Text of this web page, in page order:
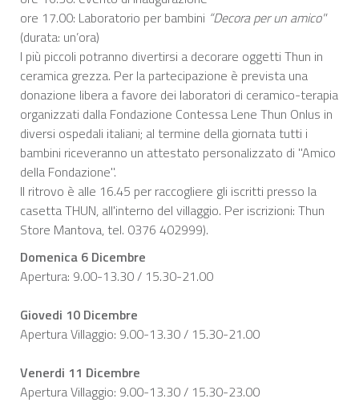
ore 17.00: Laboratorio per bambini “Decora per un amico"
(durata: un’ora)
I più piccoli potranno divertirsi a decorare oggetti Thun in
ceramica grezza. Per la partecipazione è prevista una
donazione libera a favore dei laboratori di ceramico-terapia
organizzati dalla Fondazione Contessa Lene Thun Onlus in
diversi ospedali italiani; al termine della giornata tutti i
bambini riceveranno un attestato personalizzato di "Amico
della Fondazione".
Il ritrovo è alle 16.45 per raccogliere gli iscritti presso la
casetta THUN, all'interno del villaggio. Per iscrizioni: Thun
Store Mantova, tel. 0376 402999).
Domenica 6 Dicembre
Apertura: 9.00-13.30 / 15.30-21.00
Giovedi 10 Dicembre
Apertura Villaggio: 9.00-13.30 / 15.30-21.00
Venerdi 11 Dicembre
Apertura Villaggio: 9.00-13.30 / 15.30-23.00